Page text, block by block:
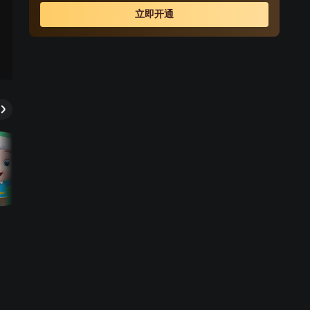
习”理念，用优质的动画与音乐，守护0-12岁儿童的童年时
光，让他们在唱跳中感受美、激发想象力，收获健康与快
立即开通